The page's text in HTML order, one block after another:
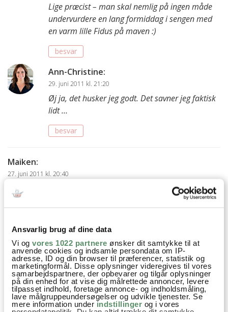
Ansvarlig brug af dine data
Vi og vores 1022 partnere ønsker dit samtykke til at
anvende cookies og indsamle persondata om IP-
adresse, ID og din browser til præferencer, statistik og
marketingformål. Disse oplysninger videregives til vores
samarbejdspartnere, der opbevarer og tilgår oplysninger
på din enhed for at vise dig målrettede annoncer, levere
tilpasset indhold, foretage annonce- og indholdsmåling,
lave målgruppeundersøgelser og udvikle tjenester. Se
mere information under indstillinger og i vores
Lige præcist – man skal nemlig på ingen måde
undervurdere en lang formiddag i sengen med
en varm lille Fidus på maven :)
besvar
Ann-Christine:
29. juni 2011 kl. 21:20
Øj ja, det husker jeg godt. Det savner jeg faktisk
lidt …
besvar
Maiken:
27. juni 2011 kl. 20:40
Mmm… stille morgenmad er fantastisk. Og din ser go’ ud…
har du o det mindste gejsten til at forsøge dig frem.:-)
besvar
Ann-Christine:
28. juni 2011 kl. 20:08
Maiken, ja man kunne måske kalde mig lidt for